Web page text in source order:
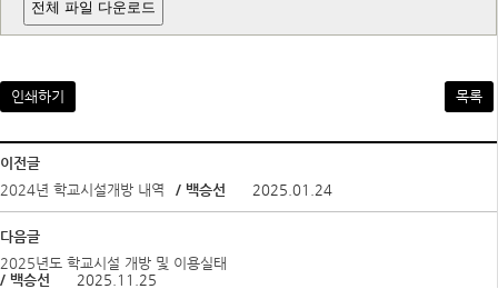
전체 파일 다운로드
인쇄하기 목록
이전글
2024년 학교시설개방 내역
/ 백승선 2025.01.24
다음글
2025년도 학교시설 개방 및 이용실태
/ 백승선
2025.11.25